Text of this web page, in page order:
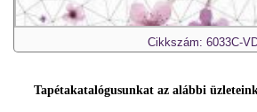
Cikkszám: 6033C-
Tapétakatalógusunkat az alábbi